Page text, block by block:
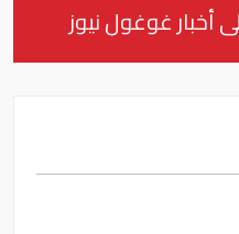
أخبار غوغول نيوز